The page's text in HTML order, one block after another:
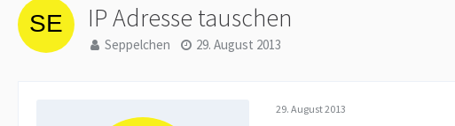
IP Adresse tauschen
Seppelchen 29. August 2013
29. August 2013